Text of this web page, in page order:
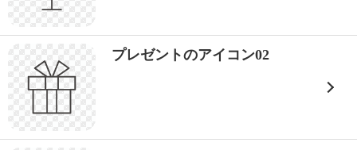
プレゼントのアイコン02